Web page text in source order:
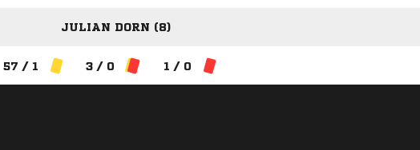
JULIAN DORN (8)
57 / 1 3 / 0 1 / 0